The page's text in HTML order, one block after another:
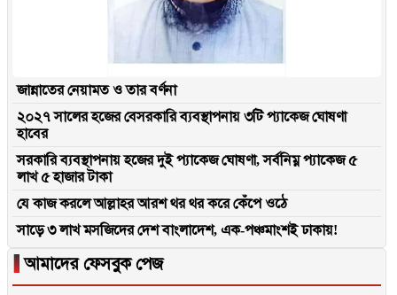
জান্নাতের নেয়ামত ও তার বর্ণনা
২০২৭ সালের হজের বেসরকারি ব্যবস্থাপনায় ৩টি প্যাকেজ ঘোষণা
হাবের
সরকারি ব্যবস্থাপনায় হজের দুই প্যাকেজ ঘোষণা, সর্বনিম্ন প্যাকেজ ৫
লাখ ৫ হাজার টাকা
যে কাজ করলে আল্লাহর আরশ থর থর করে কেঁপে ওঠে
সাড়ে ৩ লাখ মসজিদের দেশ বাংলাদেশ, এক-পঞ্চমাংশই ঢাকায়!
▐আমাদের ফেসবুক পেজ